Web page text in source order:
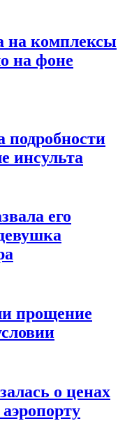
на комплексы
на фоне
подробности
инсульта
его
прощение
о ценах